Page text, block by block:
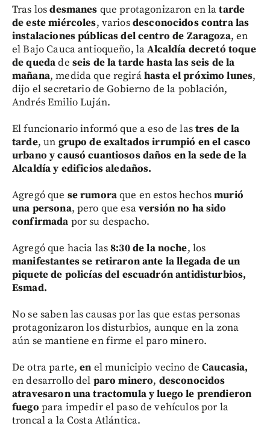
Tras losdesmanes que protagonizaron en latarde
de este miércoles, variosdesconocidoscontra las
instalaciones públicas del centro de Zaragoza, en
el Bajo Cauca antioqueño, laAlcaldía decretó toque
de quedade seis de la tarde hasta las seis de la
mañana, medida que regiráhasta el próximo lunes,
dijo el secretario de Gobierno de la población,
Andrés Emilio Luján.
El funcionario informó que a eso de lastres de la
tarde, un grupo de exaltados irrumpió en el casco
urbano y causó cuantiosos daños en la sede de la
Alcaldía y edificios aledaños.
Agregó que se rumoraque en estos hechosmurió
una persona, pero que esaversión no ha sido
confirmada por su despacho.
Agregó que hacia las8:30 de la noche, los
manifestantes se retiraron ante la llegada de un
piquete de policías del escuadrón antidisturbios,
Esmad.
No se saben las causas por las que estas personas
protagonizaron los disturbios, aunque en la zona
aún se mantiene en firme el paro minero.
De otra parte,en el municipio vecino deCaucasia,
en desarrollo del paro minero, desconocidos
atravesaron una tractomula y luego le prendieron
fuego para impedir el paso de vehículos por la
troncal a la Costa Atlántica.